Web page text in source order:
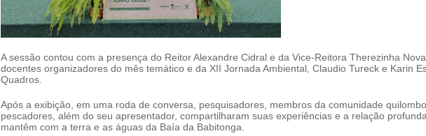
A sessão contou com a presença do Reitor Alexandre Cidral e da Vice-Reitora Therezinha
docentes organizadores do mês temático e da XII Jornada Ambiental, Claudio Tureck e Karin
Quadros.
Após a exibição, em uma roda de conversa, pesquisadores, membros da comunidade
pescadores, além do seu apresentador, compartilharam suas experiências e a relação
mantêm com a terra e as águas da Baía da Babitonga.